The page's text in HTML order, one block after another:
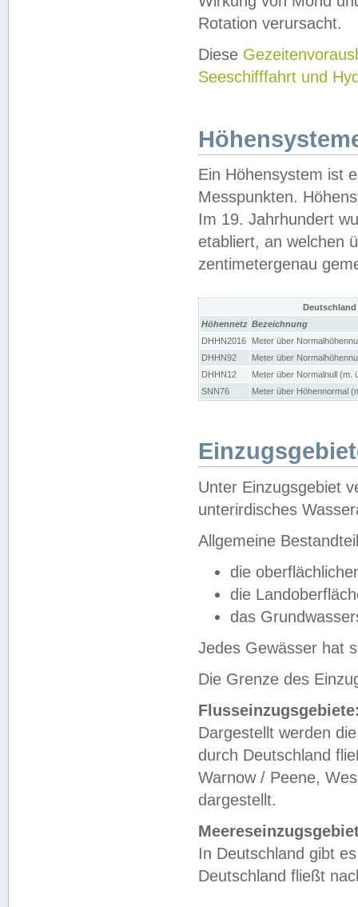
Rotation verursacht.
Diese
Seeschifffahrt und
Ein Höhensystem ist
Messpunkten.
Im 19. Jahrhundert
etabliert, an welchen
zentimetergenau
Höhennetz Bezeichnung
DHHN2016
Meter über
DHHN92
Meter über
DHHN12
Meter über Normalnull (m.
SNN76
Meter über Höhennormal
Unter Einzugsgebiet
unterirdisches
Allgemeine
die
die
das
Jedes Gewässer hat
Die Grenze des
Dargestellt werden
durch Deutschland
Warnow / Peene,
dargestellt.
In Deutschland gibt
Deutschland fließt